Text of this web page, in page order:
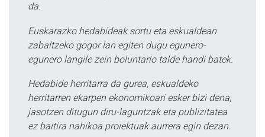
da.
Euskarazko hedabideak sortu eta eskualdean
zabaltzeko gogor lan egiten dugu egunero-
egunero langile zein boluntario talde handi batek.
Hedabide herritarra da gurea, eskualdeko
herritarren ekarpen ekonomikoari esker bizi dena,
jasotzen ditugun diru-laguntzak eta publizitatea
ez baitira nahikoa proiektuak aurrera egin dezan.